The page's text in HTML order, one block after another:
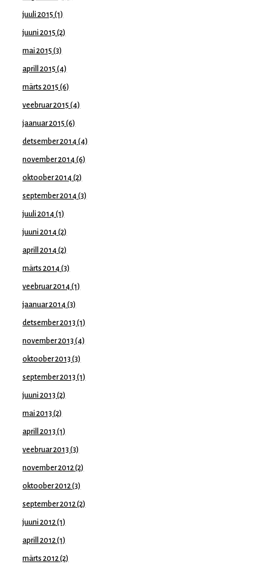
juuli 2015 (1)
juuni 2015 (2)
mai 2015 (3)
aprill 2015 (4)
märts 2015 (6)
veebruar 2015 (4)
jaanuar 2015 (6)
detsember 2014 (4)
november 2014 (6)
oktoober 2014 (2)
september 2014 (3)
juuli 2014 (1)
juuni 2014 (2)
aprill 2014 (2)
märts 2014 (3)
veebruar 2014 (1)
jaanuar 2014 (3)
detsember 2013 (1)
november 2013 (4)
oktoober 2013 (3)
september 2013 (1)
juuni 2013 (2)
mai 2013 (2)
aprill 2013 (1)
veebruar 2013 (3)
november 2012(2)
oktoober 2012(3)
september 2012(2)
juuni 2012(1)
aprill 2012(1)
märts 2012(2)